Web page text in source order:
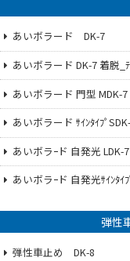
あいボラード DK-7
あいボラード DK-7 着脱_ﾃ
あいボラード 門型 MDK-7
あいボラード ｻｲﾝﾀｲﾌﾟ
あいボラｰド 自発光 LDK-7
あいボラｰド 自発光ｻｲﾝﾀｲ
弾性
弾性車止め DK-8